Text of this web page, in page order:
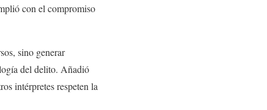
con el compromiso
sino generar
del delito. Añadió
intérpretes respeten la